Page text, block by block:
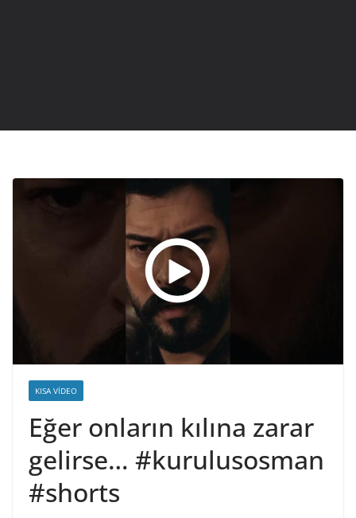
KISA VIDEO
Eğer onların kılına zarar
gelirse… #kurulusosman
#shorts